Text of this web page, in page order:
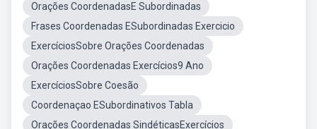
Orações CoordenadasE Subordinadas
Frases Coordenadas ESubordinadas Exercicio
ExercíciosSobre Orações Coordenadas
Orações Coordenadas Exercícios9 Ano
ExercíciosSobre Coesão
Coordenaçao ESubordinativos Tabla
Orações Coordenadas SindéticasExercícios